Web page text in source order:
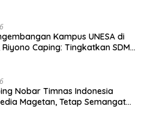
Kampus UNESA di
Caping: Tingkatkan SDM
Nobar Timnas Indonesia
Magetan, Tetap Semangat